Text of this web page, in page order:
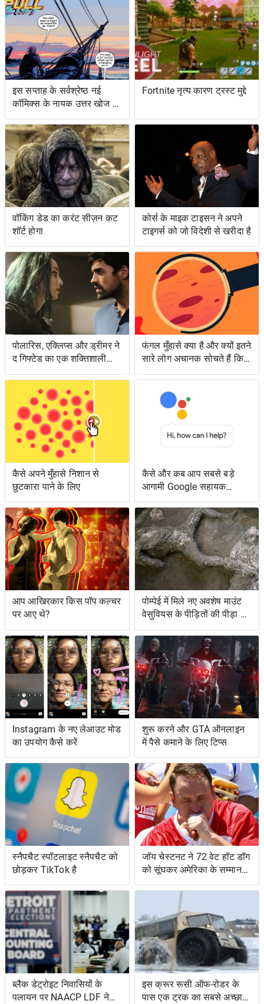
इस सप्ताह के सर्वश्रेष्ठ नई
कॉमिक्स के नायक उत्तर खोज रहे
हैं ... और प्रतिशोध समुद्र पर
Fortnite नृत्य कारण ट्रस्ट मुद्दे
वॉकिंग डेड का करंट सीज़न कट
शॉर्ट होगा
कोर्स के माइक टाइसन ने अपने
टाइगर्स को जो विदेशी से खरीदा है
पोलारिस, एक्लिप्स और ड्रीमर ने
द गिफ्टेड का एक शक्तिशाली
एपिसोड लंगर डाला
फंगल मुँहासे क्या है और क्यों इतने
सारे लोग अचानक सोचते हैं कि
उनके पास क्या है?
कैसे अपने मुँहासे निशान से
छुटकारा पाने के लिए
कैसे और कब आप सबसे बड़े
आगामी Google सहायक
सुविधाओं तक पहुँच सकते हैं
आप आखिरकार किस पॉप कल्चर
पर आए थे?
पोम्पेई में मिले नए अवशेष माउंट
वेसुवियस के पीड़ितों की पीड़ा को
दर्शाते हैं
Instagram के नए लेआउट मोड
का उपयोग कैसे करें
शुरू करने और GTA ऑनलाइन
में पैसे कमाने के लिए टिप्स
स्नैपचैट स्पॉटलाइट स्नैपचैट को
छोड़कर TikTok है
जॉय चेस्टनट ने 72 वेट हॉट डॉग
को सूंघकर अमेरिका के सम्मान
की रक्षा की
ब्लैक डेट्रोइट निवासियों के
पलायन पर NAACP LDF ने
इस क्रूर रूसी ऑफ-रोडर के
पास एक ट्रक का सबसे अच्छा